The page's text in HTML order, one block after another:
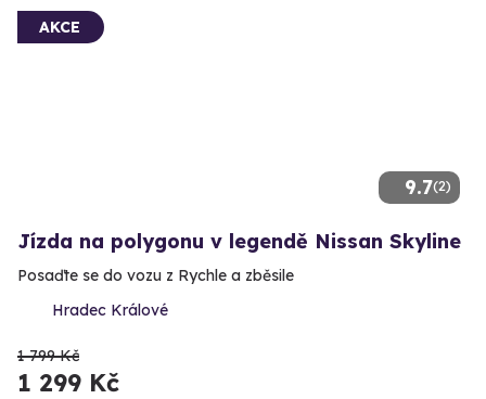
9.7(2)
AKCE
Jízda na polygonu v legendě Nissan Skyline
Posaďte se do vozu z Rychle a zběsile
Hradec Králové
1 799 Kč
1 299 Kč